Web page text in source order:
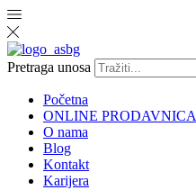
Pretraga unosa
Početna
ONLINE PRODAVNICA
O nama
Blog
Kontakt
Karijera